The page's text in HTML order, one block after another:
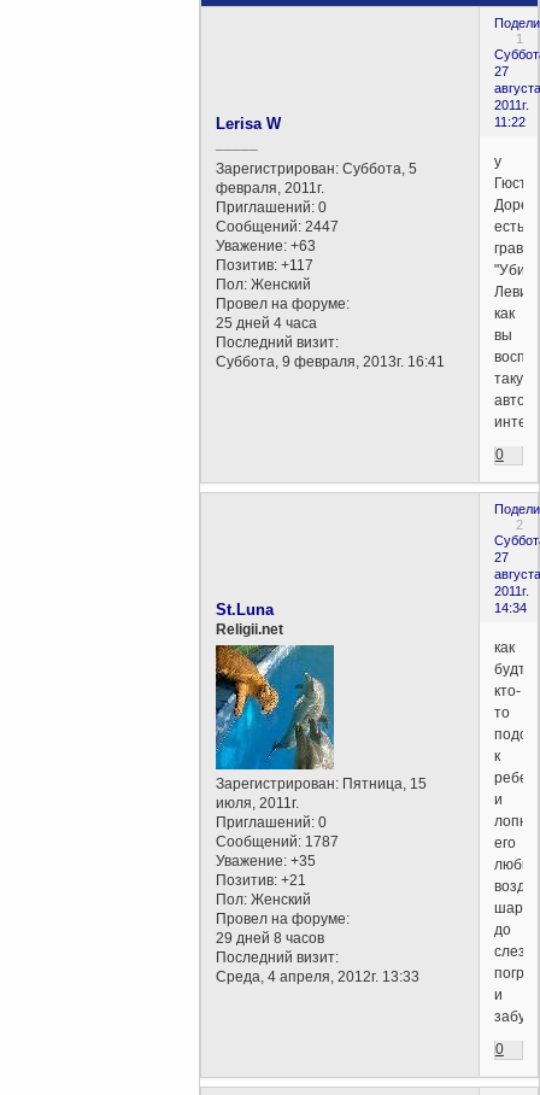
1
27
2011г.
11:22
Lerisa W
Зарегистрирован: Суббота, 5
февраля, 2011г.
Приглашений: 0
Сообщений: 2447
Уважение: +63
Позитив: +117
Пол: Женский
Провел на форуме:
25 дней 4 часа
Последний визит:
Суббота, 9 февраля, 2013г. 16:41
у
Доре
есть
как
вы
такую
0
2
27
2011г.
14:34
St.Luna
Religii.net
Зарегистрирован: Пятница, 15
июля, 2011г.
Приглашений: 0
Сообщений: 1787
Уважение: +35
Позитив: +21
Пол: Женский
Провел на форуме:
29 дней 8 часов
Последний визит:
Среда, 4 апреля, 2012г. 13:33
как
будто
кто-
то
к
и
его
до
и
0